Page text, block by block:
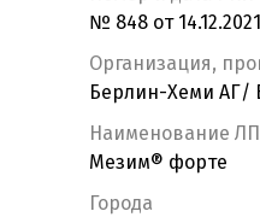
№ 848 от 14.12.2021
Организация,
Берлин-Хеми АГ/
Наименование ЛП
Мезим® форте
Города